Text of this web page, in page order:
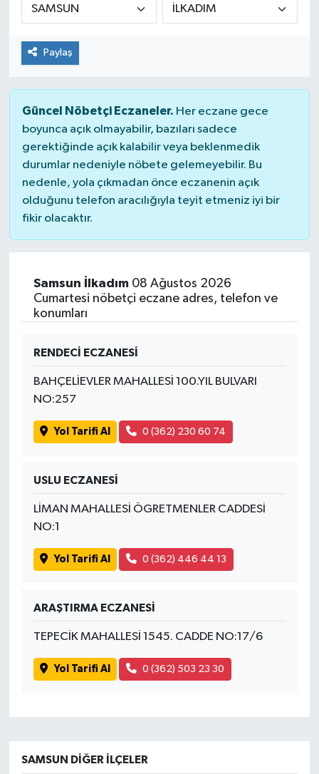
Paylaş
Güncel Nöbetçi Eczaneler. Her eczane gece
boyunca açık olmayabilir, bazıları sadece
gerektiğinde açık kalabilir veya beklenmedik
durumlar nedeniyle nöbete gelemeyebilir. Bu
nedenle, yola çıkmadan önce eczanenin açık
olduğunu telefon aracılığıyla teyit etmeniz iyi bir
fikir olacaktır.
Samsun İlkadım08 Ağustos 2026
Cumartesi nöbetçi eczane adres, telefon ve
konumları
RENDECİ ECZANESİ
BAHÇELİEVLER MAHALLESİ 100.YIL BULVARI
NO:257
Yol Tarifi Al 0 (362) 230 60 74
USLU ECZANESİ
LİMAN MAHALLESİ ÖGRETMENLER CADDESİ
NO:1
Yol Tarifi Al 0 (362) 446 44 13
ARAŞTIRMA ECZANESİ
TEPECİK MAHALLESİ 1545. CADDE NO:17/6
Yol Tarifi Al 0 (362) 503 23 30
SAMSUN DIĞER İLÇELER
KİĞI
MERKEZ
SAĞLIK
SİYASET
SOLHAN
SPOR
YAYLADERE
YEDİSU